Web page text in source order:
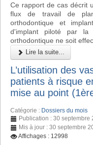
Ce rapport de cas décrit
flux de travail de
orthodontique et
d'implant piloté par la
orthodontique ne soit
Lire la suite...
L’utilisation des
patients à risque
mise au point
Catégorie : Dossiers du mois
Publication : 30 septembre
Mis à jour : 30 septembre
Affichages : 12998